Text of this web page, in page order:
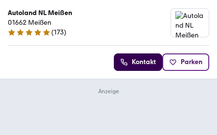
Autoland NL Meißen
01662 Meißen
4.8 Sterne
(173)
Kontakt Parken